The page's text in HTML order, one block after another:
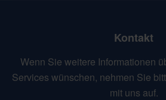
Kontakt
Wenn Sie weitere Informationen
Services wünschen, nehmen Sie
mit uns auf.